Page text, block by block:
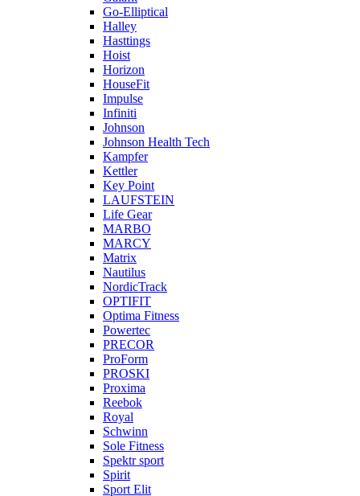
Go-Elliptical
Halley
Hasttings
Hoist
Horizon
HouseFit
Impulse
Infiniti
Johnson
Johnson Health Tech
Kampfer
Kettler
Key Point
LAUFSTEIN
Life Gear
MARBO
MARCY
Matrix
Nautilus
NordicTrack
OPTIFIT
Optima Fitness
Powertec
PRECOR
ProForm
PROSKI
Proxima
Reebok
Royal
Schwinn
Sole Fitness
Spektr sport
Spirit
Sport Elit